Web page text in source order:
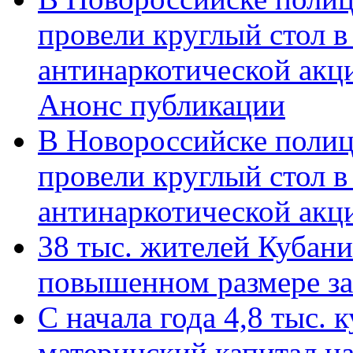
провели круглый стол
антинаркотической
Анонс публикации
В Новороссийске
провели круглый стол
антинаркотической
38 тыс. жителей
повышенном размере
С начала года 4,8 тыс.